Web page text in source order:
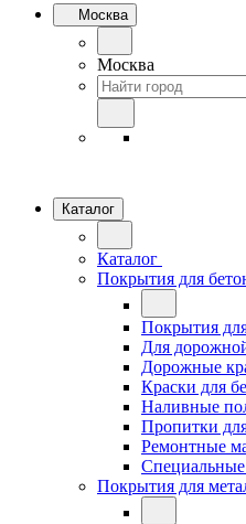
Москва
Москва
Каталог
Каталог
Покрытия для
Покрытия
Для
Дорожные
Краски для
Наливные
Пропитки
Ремонтные
Специальные
Покрытия для